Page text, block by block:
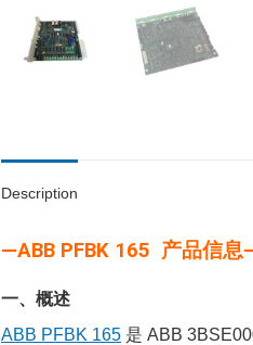
Description
—ABB PFBK 165 产品信息
一、概述
ABB PFBK 165 是 ABB